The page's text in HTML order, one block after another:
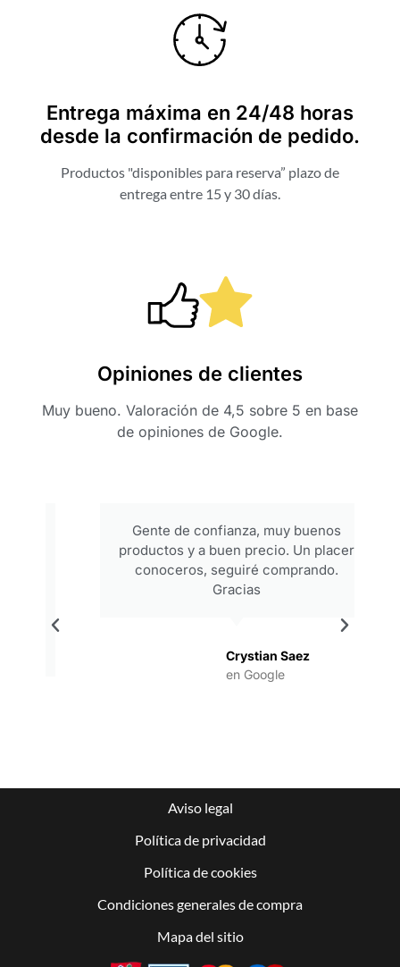
Entrega máxima en 24/48 horas
desde la confirmación de pedido.
Productos "disponibles para reserva” plazo de
entrega entre 15 y 30 días.
Opiniones de clientes
Muy bueno. Valoración de 4,5 sobre 5 en base
de opiniones de Google.
Gente de confianza, muy buenos
productos y a buen precio. Un placer
conoceros, seguiré comprando.
Gracias
Crystian Saez
en Google
Aviso legal
Política de privacidad
Política de cookies
Condiciones generales de compra
Mapa del sitio